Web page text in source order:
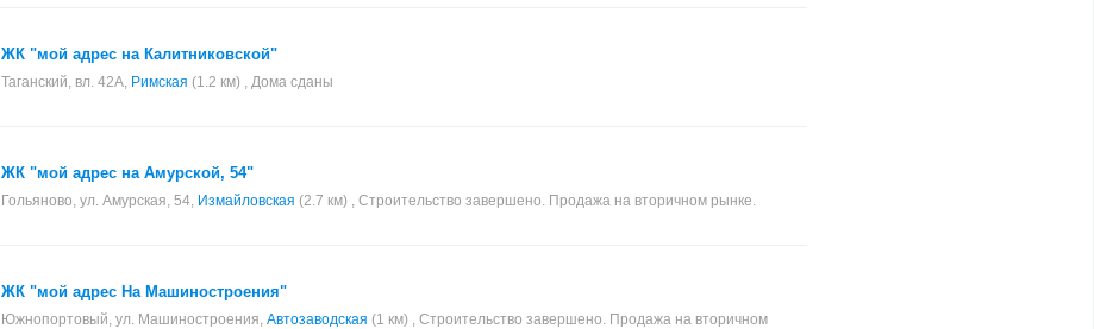
ЖК "мой адрес на Калитниковской"
Таганский, вл. 42А, Римская (1.2 км) , Дома сданы
ЖК "мой адрес на Амурской, 54"
Гольяново, ул. Амурская, 54, Измайловская (2.7 км) , Строительство завершено. Продажа на вторичном рынке.
ЖК "мой адрес На Машиностроения"
Южнопортовый, ул. Машиностроения, Автозаводская (1 км) , Строительство завершено. Продажа на вторичном